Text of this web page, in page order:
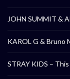
JOHN SUMMIT &
KAROL G & Bruno
STRAY KIDS –